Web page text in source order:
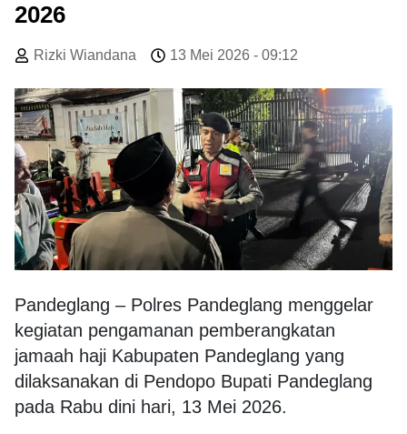
2026
Rizki Wiandana 13 Mei 2026 - 09:12
Pandeglang – Polres Pandeglang menggelar
kegiatan pengamanan pemberangkatan
jamaah haji Kabupaten Pandeglang yang
dilaksanakan di Pendopo Bupati Pandeglang
pada Rabu dini hari, 13 Mei 2026.